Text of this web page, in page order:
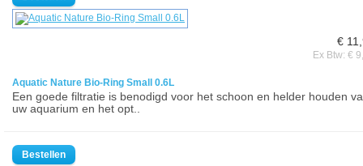
€
Ex Btw: €
Aquatic Nature Bio-Ring Small 0.6L
Een goede filtratie is benodigd voor het schoon en helder houden
uw aquarium en het opt..